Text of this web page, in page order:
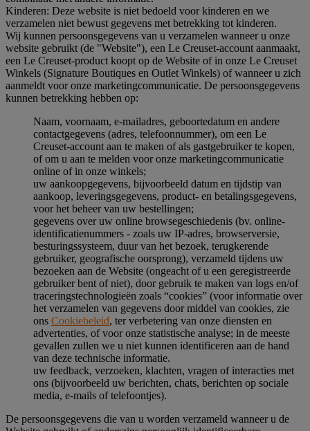
Kinderen: Deze website is niet bedoeld voor kinderen en we
verzamelen niet bewust gegevens met betrekking tot kinderen.
Wij kunnen persoonsgegevens van u verzamelen wanneer u onze
website gebruikt (de "Website"), een Le Creuset-account aanmaakt,
een Le Creuset-product koopt op de Website of in onze Le Creuset
Winkels (Signature Boutiques en Outlet Winkels) of wanneer u zich
aanmeldt voor onze marketingcommunicatie. De persoonsgegevens
kunnen betrekking hebben op:
Naam, voornaam, e-mailadres, geboortedatum en andere
contactgegevens (adres, telefoonnummer), om een Le
Creuset-account aan te maken of als gastgebruiker te kopen,
of om u aan te melden voor onze marketingcommunicatie
online of in onze winkels;
uw aankoopgegevens, bijvoorbeeld datum en tijdstip van
aankoop, leveringsgegevens, product- en betalingsgegevens,
voor het beheer van uw bestellingen;
gegevens over uw online browsegeschiedenis (bv. online-
identificatienummers - zoals uw IP-adres, browserversie,
besturingssysteem, duur van het bezoek, terugkerende
gebruiker, geografische oorsprong), verzameld tijdens uw
bezoeken aan de Website (ongeacht of u een geregistreerde
gebruiker bent of niet), door gebruik te maken van logs en/of
traceringstechnologieën zoals “cookies” (voor informatie over
het verzamelen van gegevens door middel van cookies, zie
ons Cookiebeleid, ter verbetering van onze diensten en
advertenties, of voor onze statistische analyse; in de meeste
gevallen zullen we u niet kunnen identificeren aan de hand
van deze technische informatie.
uw feedback, verzoeken, klachten, vragen of interacties met
ons (bijvoorbeeld uw berichten, chats, berichten op sociale
media, e-mails of telefoontjes).
De persoonsgegevens die van u worden verzameld wanneer u de